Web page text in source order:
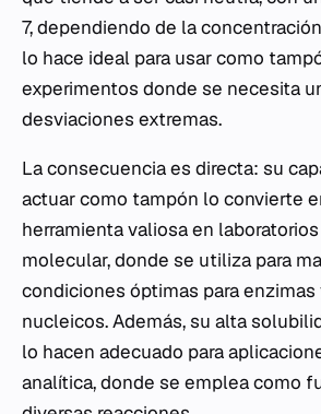
7, dependiendo de la
lo hace ideal para usar como
experimentos donde se necesita
desviaciones extremas.
La consecuencia es directa: su
actuar como tampón lo convierte
herramienta valiosa en
molecular, donde se utiliza para
condiciones óptimas para enzimas
nucleicos. Además, su alta
lo hacen adecuado para
analítica, donde se emplea como